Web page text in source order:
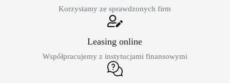
Korzystamy ze sprawdzonych firm
Leasing online
Współpracujemy z instytucjami finansowymi